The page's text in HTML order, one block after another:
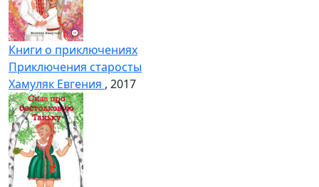
Книги о приключениях
Приключения старосты
Хамуляк Евгения , 2017